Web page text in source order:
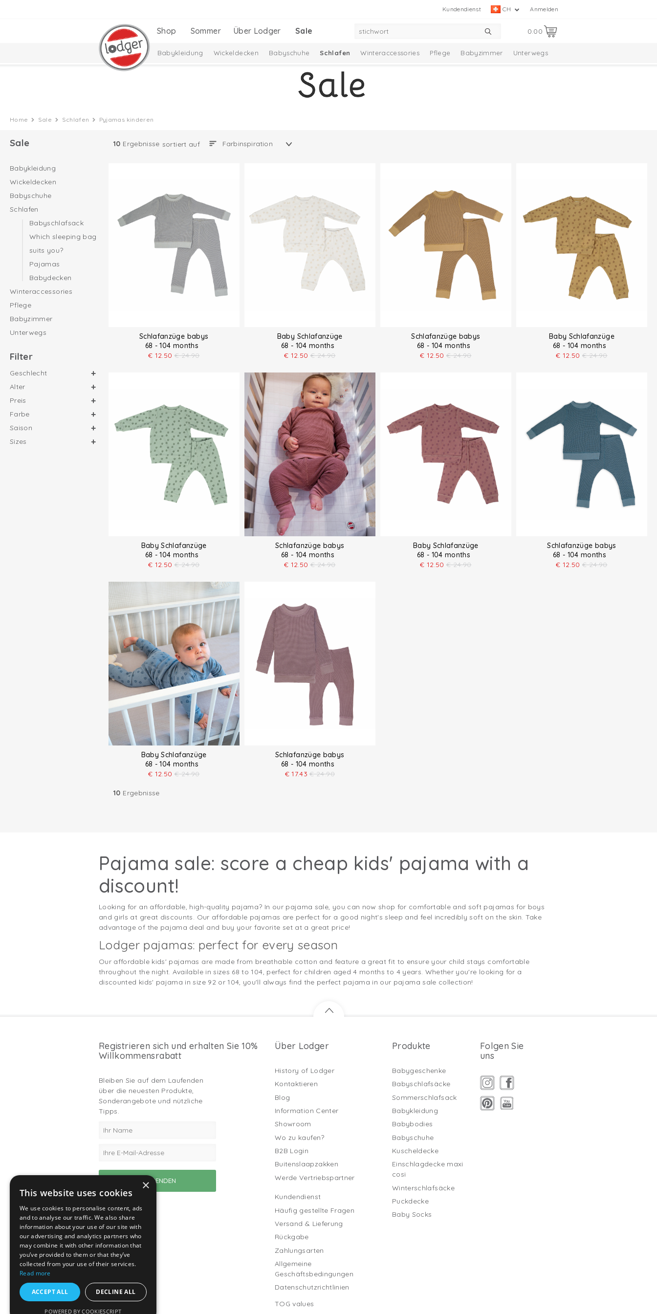
Anmelden
CH
Kundendienst
0.00
Shop Sommer Über Lodger Sale
Babykleidung Wickeldecken Babyschuhe Schlafen Winteraccessories Pflege Babyzimmer Unterwegs
Home Sale Schlafen Pyjamas kinderen
Sale
Babykleidung
Wickeldecken
Babyschuhe
Schlafen
Babyschlafsack
Which sleeping bag
suits you?
Pajamas
Babydecken
Winteraccessories
Pflege
Babyzimmer
Unterwegs
Filter
Geschlecht
Alter
Preis
Farbe
Saison
Sizes
10 Ergebnisse sortiert auf
Schlafanzüge babys
68 - 104 months
€ 12.50 € 24.90
Baby Schlafanzüge
68 - 104 months
€ 12.50 € 24.90
Schlafanzüge babys
68 - 104 months
€ 12.50 € 24.90
Baby Schlafanzüge
68 - 104 months
€ 12.50 € 24.90
Baby Schlafanzüge
68 - 104 months
€ 12.50 € 24.90
Schlafanzüge babys
68 - 104 months
€ 12.50 € 24.90
Baby Schlafanzüge
68 - 104 months
€ 12.50 € 24.90
Schlafanzüge babys
68 - 104 months
€ 12.50 € 24.90
Baby Schlafanzüge
68 - 104 months
€ 12.50 € 24.90
Schlafanzüge babys
68 - 104 months
€ 17.43 € 24.90
10 Ergebnisse
Pajama sale: score a cheap kids' pajama with a
discount!
Looking for an affordable, high-quality pajama? In our pajama sale, you can now shop for comfortable and soft pajamas for boys
and girls at great discounts. Our affordable pajamas are perfect for a good night's sleep and feel incredibly soft on the skin. Take
advantage of the pajama deal and buy your favorite set at a great price!
Lodger pajamas: perfect for every season
Our affordable kids' pajamas are made from breathable cotton and feature a great fit to ensure your child stays comfortable
throughout the night. Available in sizes 68 to 104, perfect for children aged 4 months to 4 years. Whether you're looking for a
discounted kids' pajama in size 92 or 104, you'll always find the perfect pajama in our pajama sale collection!
Registrieren sich und erhalten Sie 10%
Willkommensrabatt
Bleiben Sie auf dem Laufenden
über die neuesten Produkte,
Sonderangebote und nützliche
Tipps.
Über Lodger
History of Lodger
Kontaktieren
Blog
Information Center
Showroom
Wo zu kaufen?
B2B Login
Buitenslaapzakken
Werde Vertriebspartner
Kundendienst
Häufig gestellte Fragen
Versand & Lieferung
Rückgabe
Zahlungsarten
Allgemeine
Geschäftsbedingungen
Datenschutzrichtlinien
TOG values
Produkte
Babygeschenke
Babyschlafsäcke
Sommerschlafsack
Babykleidung
Babybodies
Babyschuhe
Kuscheldecke
Einschlagdecke maxi
cosi
Winterschlafsäcke
Puckdecke
Baby Socks
Folgen Sie
uns
×
This website uses cookies
We use cookies to personalise content, ads
and to analyse our traffic. We also share
information about your use of our site with
our advertising and analytics partners who
may combine it with other information that
you’ve provided to them or that they’ve
collected from your use of their services.
Read more
ACCEPT ALL DECLINE ALL
POWERED BY COOKIESCRIPT